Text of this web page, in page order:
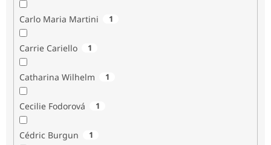
Carlo Maria Martini 1
Carrie Cariello 1
Catharina Wilhelm 1
Cecilie Fodorová 1
Cédric Burgun 1